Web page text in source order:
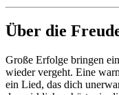
Über die
Große Erfolge bringen
wieder vergeht. Eine
ein Lied, das dich